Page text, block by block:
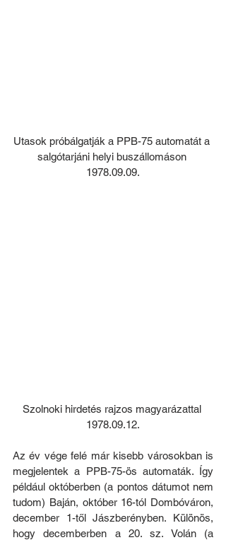
Utasok próbálgatják a PPB-75 automatát a
salgótarjáni helyi buszállomáson
1978.09.09.
Szolnoki hirdetés rajzos magyarázattal
1978.09.12.
Az év vége felé már kisebb városokban is
megjelentek a PPB-75-ös automaták. Így
például októberben (a pontos dátumot nem
tudom) Baján, október 16-tól Dombóváron,
december 1-től Jászberényben. Különös,
hogy decemberben a 20. sz. Volán (a